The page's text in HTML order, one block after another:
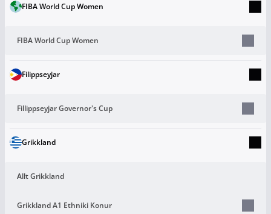
FIBA World Cup Women
FIBA World Cup Women
Filippseyjar
Fillippseyjar Governor's Cup
Grikkland
Allt Grikkland
Grikkland A1 Ethniki Konur